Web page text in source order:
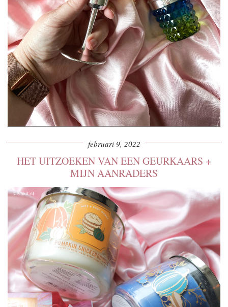
februari 9, 2022
HET UITZOEKEN VAN EEN GEURKAARS +
MIJN AANRADERS